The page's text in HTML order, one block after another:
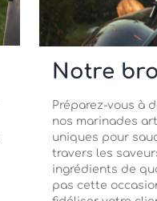
Notre
Préparez-vous à
nos marinades
uniques pour
travers les
ingrédients de
pas cette